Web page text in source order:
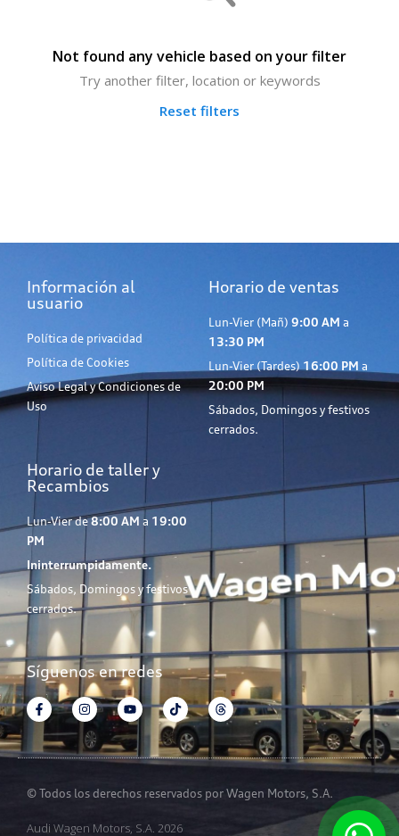
Not found any vehicle based on your filter
Try another filter, location or keywords
Reset filters
Información al
usuario
Política de privacidad
Política de Cookies
Aviso Legal y Condiciones de
Uso
Horario de ventas
Lun-Vier (Mañ) 9:00 AM a
13:30 PM
Lun-Vier (Tardes) 16:00 PM a
20:00 PM
Sábados, Domingos y festivos
cerrados.
Horario de taller y
Recambios
Lun-Vier de8:00 AM a 19:00
PM
Ininterrumpidamente.
Sábados, Domingos y festivos
cerrados.
Síguenos en redes
© Todos los derechos reservados por Wagen Motors, S.A.
Audi Wagen Motors, S.A. 2026